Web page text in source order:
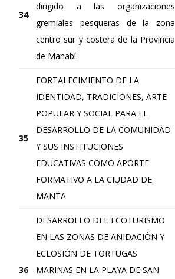
34
dirigido a las organizaciones
gremiales pesqueras de la zona
centro sur y costera de la Provincia
de Manabí.
35
FORTALECIMIENTO DE LA
IDENTIDAD, TRADICIONES, ARTE
POPULAR Y SOCIAL PARA EL
DESARROLLO DE LA COMUNIDAD
Y SUS INSTITUCIONES
EDUCATIVAS COMO APORTE
FORMATIVO A LA CIUDAD DE
MANTA
36
DESARROLLO DEL ECOTURISMO
EN LAS ZONAS DE ANIDACIÓN Y
ECLOSIÓN DE TORTUGAS
MARINAS EN LA PLAYA DE SAN